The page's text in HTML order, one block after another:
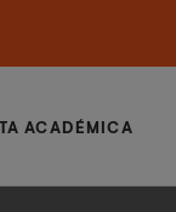
ACADÉMICA